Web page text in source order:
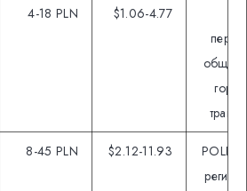
4-18 PLN $1.06-4.77
общий
8-45 PLN $2.12-11.93